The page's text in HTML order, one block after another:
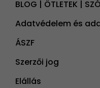
BLOG | ÖTLETEK |
Adatvédelem és
ÁSZF
Szerzői jog
Elállás